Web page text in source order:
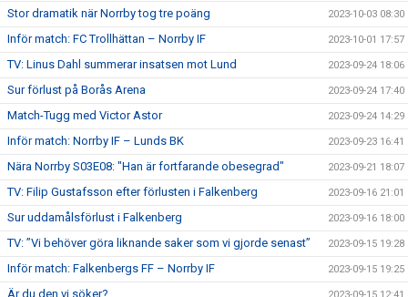
Stor dramatik när Norrby tog tre poäng 2023-10-03 08:30
Inför match: FC Trollhättan – Norrby IF 2023-10-01 17:57
TV: Linus Dahl summerar insatsen mot Lund 2023-09-24 18:06
Sur förlust på Borås Arena 2023-09-24 17:40
Match-Tugg med Victor Astor 2023-09-24 14:29
Inför match: Norrby IF – Lunds BK 2023-09-23 16:41
Nära Norrby S03E08: "Han är fortfarande obesegrad" 2023-09-21 18:07
TV: Filip Gustafsson efter förlusten i Falkenberg 2023-09-16 21:01
Sur uddamålsförlust i Falkenberg 2023-09-16 18:00
TV: ”Vi behöver göra liknande saker som vi gjorde senast” 2023-09-15 19:28
Inför match: Falkenbergs FF – Norrby IF 2023-09-15 19:25
Är du den vi söker? 2023-09-15 12:41